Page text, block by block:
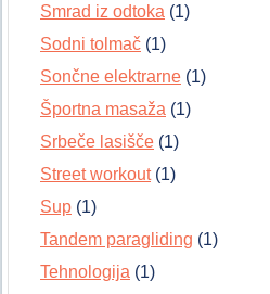
Smrad iz odtoka (1)
Sodni tolmač (1)
Sončne elektrarne (1)
Športna masaža (1)
Srbeče lasišče (1)
Street workout(1)
Sup (1)
Tandem paragliding (1)
Tehnologija (1)